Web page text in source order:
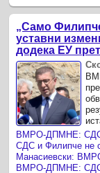
„Само
уставни
додека ЕУ
признаваат
ВМРО-ДПМНЕ